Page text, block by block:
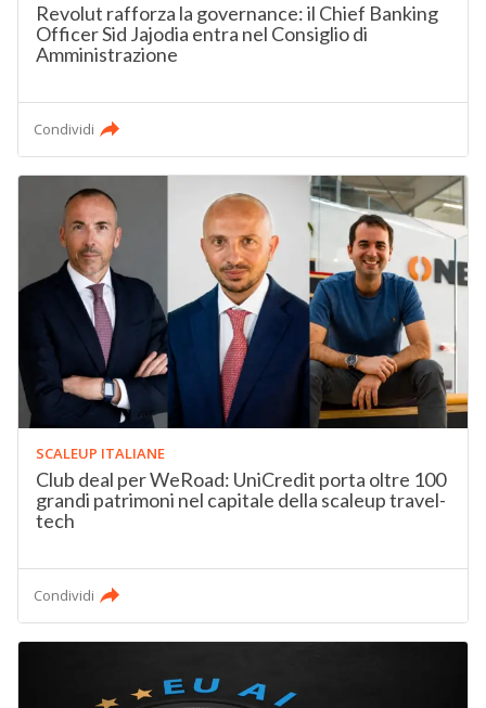
Revolut rafforza la governance: il Chief Banking
Officer Sid Jajodia entra nel Consiglio di
Amministrazione
Condividi
SCALEUP ITALIANE
Club deal per WeRoad: UniCredit porta oltre 100
grandi patrimoni nel capitale della scaleup travel-
tech
Condividi